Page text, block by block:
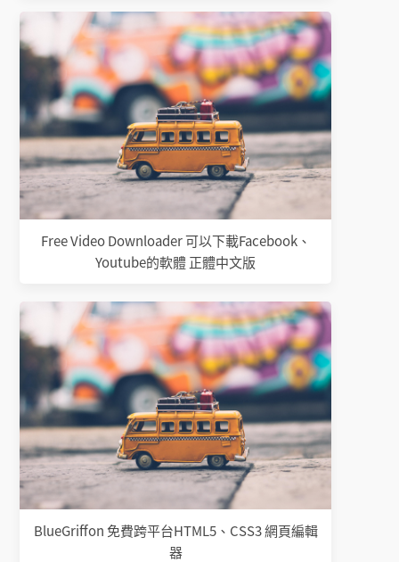
Free Video Downloader 可以下載Facebook、
Youtube的軟體 正體中文版
BlueGriffon 免費跨平台HTML5、CSS3 網頁編輯
器